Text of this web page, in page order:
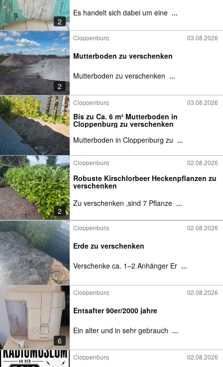
2
Es handelt sich dabei um eine ...
2
Cloppenburg 03.08.2026
Mutterboden zu verschenken
Mutterboden zu verschenken ...
Cloppenburg 03.08.2026
Bis zu Ca. 6 m³ Mutterboden in
Cloppenburg zu verschenken
Mutterboden in Cloppenburg zu ...
2
Cloppenburg 02.08.2026
Robuste Kirschlorbeer Heckenpflanzen zu
verschenken
Zu verschenken ,sind 7 Pflanze ...
Cloppenburg 02.08.2026
Erde zu verschenken
Verschenke ca. 1–2 Anhänger Er ...
6
Cloppenburg 02.08.2026
Entsafter 90er/2000 jahre
Ein alter und in sehr gebrauch ...
Cloppenburg 02.08.2026